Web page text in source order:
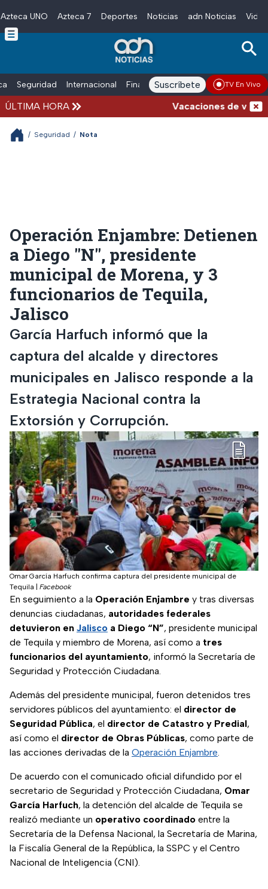
Skip to main content
Azteca UNO Azteca 7 Deportes Noticias adn Noticias
Seguridad Internacional Finanzas adn Noticias Radio
Suscríbete TV En Vivo
ÚLTIMA HORA Vacaciones de verano
/ Seguridad / Nota
Operación Enjambre: Detienen
a Diego "N", presidente
municipal de Morena, y 3
funcionarios de Tequila,
Jalisco
García Harfuch informó que la
captura del alcalde y directores
municipales en Jalisco responde a la
Estrategia Nacional contra la
Extorsión y Corrupción.
Omar García Harfuch confirma captura del presidente municipal de
Tequila
Facebook
En seguimiento a la Operación Enjambre y tras diversas
denuncias ciudadanas, autoridades federales
detuvieron en Jalisco a Diego “N”, presidente municipal
de Tequila y miembro de Morena, así como a tres
funcionarios del ayuntamiento, informó la Secretaría de
Seguridad y Protección Ciudadana.
Además del presidente municipal, fueron detenidos tres
servidores públicos del ayuntamiento: el director de
Seguridad Pública, el director de Catastro y Predial,
así como el director de Obras Públicas, como parte de
las acciones derivadas de la Operación Enjambre.
De acuerdo con el comunicado oficial difundido por el
secretario de Seguridad y Protección Ciudadana, Omar
García Harfuch, la detención del alcalde de Tequila se
realizó mediante un operativo coordinado entre la
Secretaría de la Defensa Nacional, la Secretaría de Marina,
la Fiscalía General de la República, la SSPC y el Centro
Nacional de Inteligencia (CNI).